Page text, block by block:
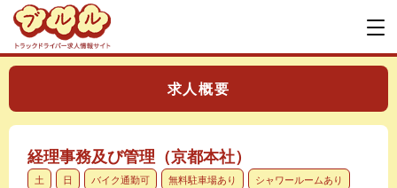
求人概要
経理事務及び管理（京都本社）
土 日 バイク通勤可 無料駐車場あり
シャワールームあり